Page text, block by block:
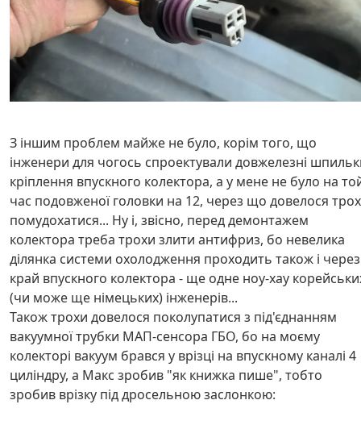
З іншим проблем майже не було, корім того, що
інженери для чогось спроектували довжелезні
кріплення впускного колектора, а у мене не було на
час подовженої головки на 12, через що довелося
помудохатися... Ну і, звісно, перед демонтажем
колектора треба трохи злити антифриз, бо невелика
ділянка системи охолодження проходить також і через
край впускного колектора - ще одне ноу-хау
(чи може ще німецьких) інженерів...
Також трохи довелося поколупатися з під'єднанням
вакуумної трубки МАП-сенсора ГБО, бо на моєму
колекторі вакуум брався у врізці на впускному каналі 4
циліндру, а Макс зробив "як книжка пише", тобто
зробив врізку під дросельною заслонкою: